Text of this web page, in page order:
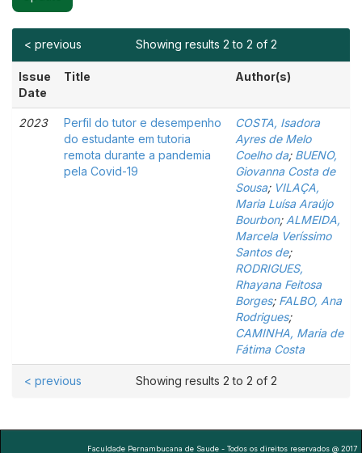
Showing results 2 to 2 of 2
< previous
Issue
Date
Title Author(s)
2023
Perfil do tutor e desempenho
do estudante em tutoria
remota durante a pandemia
pela Covid-19
COSTA, Isadora
Ayres de Melo
Coelho da; BUENO,
Giovanna Costa de
Sousa; VILAÇA,
Maria Luísa Araújo
Bourbon; ALMEIDA,
Marcela Veríssimo
Santos de;
RODRIGUES,
Rhayana Feitosa
Borges; FALBO, Ana
Rodrigues;
CAMINHA, Maria de
Fátima Costa
Showing results 2 to 2 of 2
< previous
Faculdade Pernambucana de Saude - Todos os direitos reservados @ 2017